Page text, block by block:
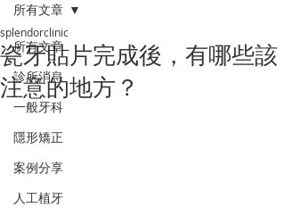
所有文章
診所消息
一般牙科
隱形矯正
案例分享
人工植牙
所有文章
瓷牙貼片完成後，有哪些該
注意的地方？
splendorclinic